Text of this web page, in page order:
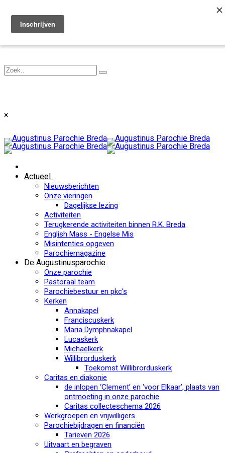
Toggle navigation
×
Actueel
Nieuwsberichten
Onze vieringen
Dagelijkse lezing
Activiteiten
Terugkerende activiteiten binnen R.K. Breda
English Mass - Engelse Mis
Misintenties opgeven
Parochiemagazine
De Augustinusparochie
Onze parochie
Pastoraal team
Parochiebestuur en pkc's
Kerken
Annakapel
Franciscuskerk
Maria Dymphnakapel
Lucaskerk
Michaelkerk
Willibrorduskerk
Toekomst Willibrorduskerk
Caritas en diakonie
de inlopen ‘Clement’ en ‘voor Elkaar’, plaats van
ontmoeting in onze parochie
Caritas collecteschema 2026
Werkgroepen en vrijwilligers
Parochiebijdragen en financiën
Tarieven 2026
Uitvaart en begraven